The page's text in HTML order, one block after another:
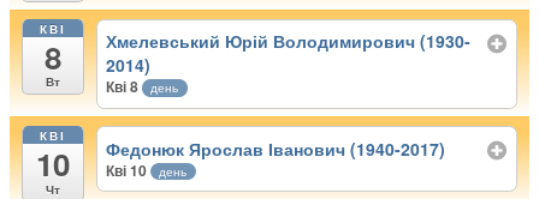
КВІ
8
Вт
Хмелевський Юрій Володимирович (1930-
2014)
Кві 8 день
КВІ
10
Чт
Федонюк Ярослав Іванович (1940-2017)
Кві 10 день